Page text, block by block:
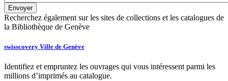
Recherchez également sur les sites de collections et les catalogues de
la Bibliothèque de Genève
swisscovery Ville de Genève
Identifiez et empruntez les ouvrages qui vous intéressent parmi les
millions d’imprimés au catalogue.